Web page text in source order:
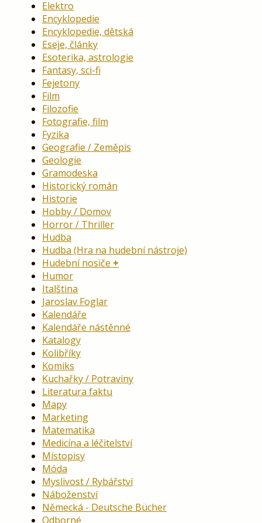
Elektro
Encyklopedie
Encyklopedie, dětská
Eseje, články
Esoterika, astrologie
Fantasy, sci-fi
Fejetony
Film
Filozofie
Fotografie, film
Fyzika
Geografie / Zeměpis
Geologie
Gramodeska
Historický román
Historie
Hobby / Domov
Horror / Thriller
Hudba
Hudba (Hra na hudební nástroje)
Hudební nosiče
Humor
Italština
Jaroslav Foglar
Kalendáře
Kalendáře nástěnné
Katalogy
Kolibříky
Komiks
Kuchařky / Potraviny
Literatura faktu
Mapy
Marketing
Matematika
Medicína a léčitelství
Místopisy
Móda
Myslivost / Rybářství
Náboženství
Německá - Deutsche Bücher
Odborné